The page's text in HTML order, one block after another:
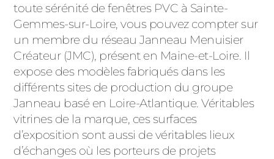
toute sérénité de fenêtres PVC à Sainte-
Gemmes-sur-Loire, vous pouvez compter sur
un membre du réseau Janneau Menuisier
Créateur (JMC), présent en Maine-et-Loire. Il
expose des modèles fabriqués dans les
différents sites de production du groupe
Janneau basé en Loire-Atlantique. Véritables
vitrines de la marque, ces surfaces
d’exposition sont aussi de véritables lieux
d’échanges où les porteurs de projets